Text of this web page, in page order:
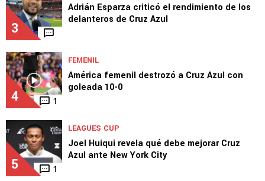
3
Adrián Esparza criticó el rendimiento de los
delanteros de Cruz Azul
4 1
FEMENIL
América femenil destrozó a Cruz Azul con
goleada 10-0
5 1
LEAGUES CUP
Joel Huiqui revela qué debe mejorar Cruz
Azul ante New York City